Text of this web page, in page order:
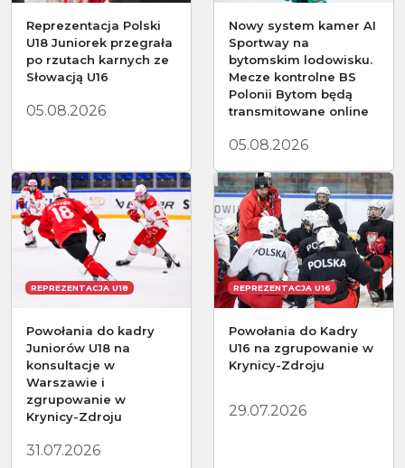
Reprezentacja Polski
U18 Juniorek przegrała
po rzutach karnych ze
Słowacją U16
05.08.2026
Nowy system kamer AI
Sportway na
bytomskim lodowisku.
Mecze kontrolne BS
Polonii Bytom będą
transmitowane online
05.08.2026
REPREZENTACJA U18
Powołania do kadry
Juniorów U18 na
konsultacje w
Warszawie i
zgrupowanie w
Krynicy-Zdroju
31.07.2026
REPREZENTACJA U16
Powołania do Kadry
U16 na zgrupowanie w
Krynicy-Zdroju
29.07.2026